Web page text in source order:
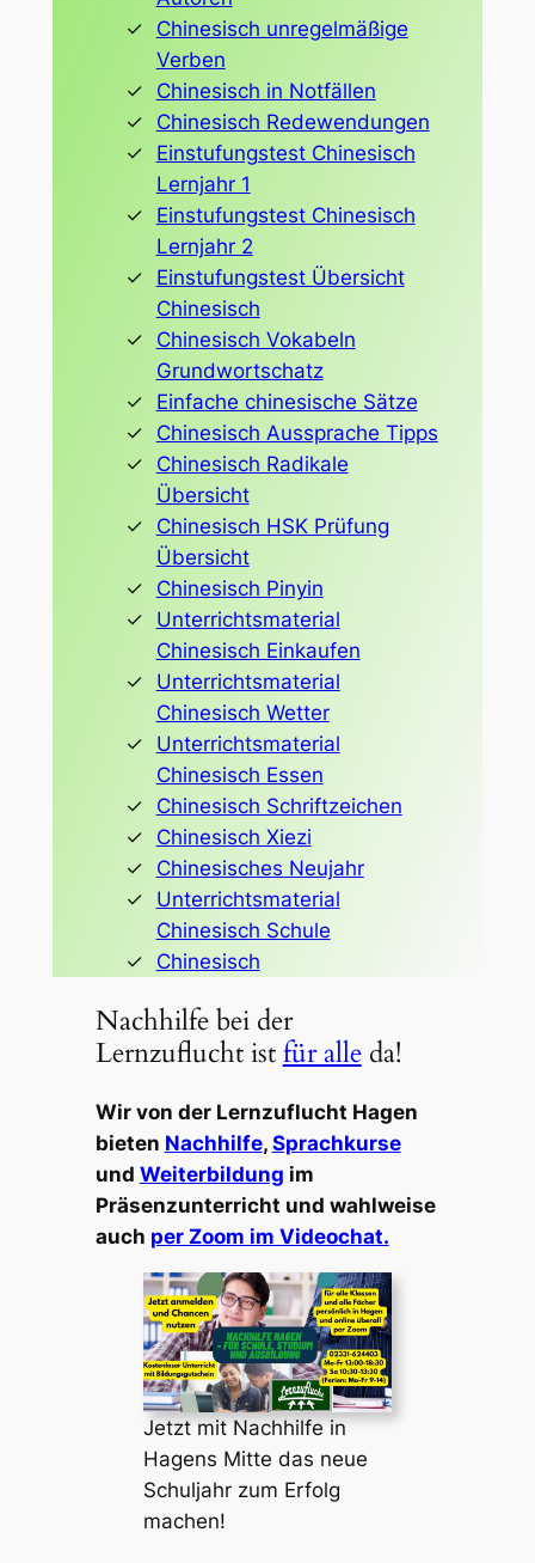
Chinesisch unregelmäßige
Verben
Chinesisch in Notfällen
Chinesisch Redewendungen
Einstufungstest Chinesisch
Lernjahr 1
Einstufungstest Chinesisch
Lernjahr 2
Einstufungstest Übersicht
Chinesisch
Chinesisch Vokabeln
Grundwortschatz
Einfache chinesische Sätze
Chinesisch Aussprache Tipps
Chinesisch Radikale
Übersicht
Chinesisch HSK Prüfung
Übersicht
Chinesisch Pinyin
Unterrichtsmaterial
Chinesisch Einkaufen
Unterrichtsmaterial
Chinesisch Wetter
Unterrichtsmaterial
Chinesisch Essen
Chinesisch Schriftzeichen
Chinesisch Xiezi
Chinesisches Neujahr
Unterrichtsmaterial
Chinesisch Schule
Chinesisch
Nachhilfe bei der
Lernzuflucht istfür alleda!
Wir von der Lernzuflucht Hagen
bieten Nachhilfe, Sprachkurse
und Weiterbildung im
Präsenzunterricht und wahlweise
auch per Zoom im Videochat.
Jetzt mit Nachhilfe in
Hagens Mitte das neue
Schuljahr zum Erfolg
machen!